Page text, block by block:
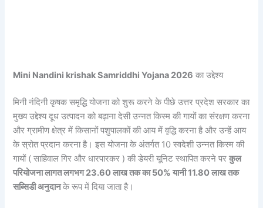
Mini Nandini krishak Samriddhi Yojana 2026 का उद्देश्य
मिनी नंदिनी कृषक समृद्धि योजना को शुरू करने के पीछे उत्तर प्रदेश सरकार का
मुख्य उद्देश्य दूध उत्पादन को बढ़ाना देसी उन्नत किस्म की गायों का संरक्षण करना
और ग्रामीण क्षेत्र में किसानों पशुपालकों की आय में वृद्धि करना है और उन्हें आय
के स्रोत प्रदान करना है। इस योजना के अंतर्गत 10 स्वदेशी उन्नत किस्म की
गायों ( साहिवाल गिर और धारपारकर ) की डेयरी यूनिट स्थापित करने परकुल
परियोजना लागत लगभग 23.60 लाख तक का 50% यानी 11.80 लाख तक
सब्सिडी अनुदानके रूप में दिया जाता है।